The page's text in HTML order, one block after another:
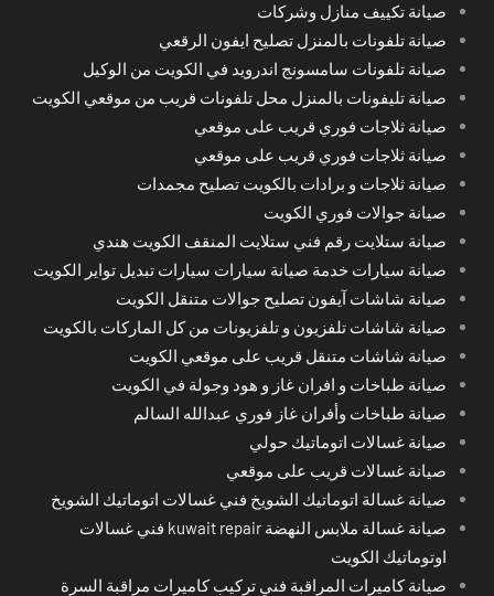
صيانة تكييف منازل وشركات
صيانة تلفونات بالمنزل تصليح ايفون الرقعي
صيانة تلفونات سامسونج اندرويد في الكويت من الوكيل
صيانة تليفونات بالمنزل محل تلفونات قريب من موقعي الكويت
صيانة ثلاجات فوري قريب على موقعي
صيانة ثلاجات فوري قريب على موقعي
صيانة ثلاجات و برادات بالكويت تصليح مجمدات
صيانة جوالات فوري الكويت
صيانة ستلايت رقم فني ستلايت المنقف الكويت هندي
صيانة سيارات خدمة صيانة سيارات سيارات تبديل تواير الكويت
صيانة شاشات آيفون تصليح جوالات متنقل الكويت
صيانة شاشات تلفزيون و تلفزيونات من كل الماركات بالكويت
صيانة شاشات متنقل قريب على موقعي الكويت
صيانة طباخات و افران غاز و هود وجولة في الكويت
صيانة طباخات وأفران غاز فوري عبدالله السالم
صيانة غسالات اتوماتيك حولي
صيانة غسالات قريب على موقعي
صيانة غسالة اتوماتيك الشويخ فني غسالات اتوماتيك الشويخ
صيانة غسالة ملابس النهضة kuwait repair فني غسالات
اوتوماتيك الكويت
صيانة كاميرات المراقبة فني تركيب كاميرات مراقبة السرة